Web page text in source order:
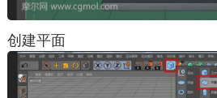
创建平面